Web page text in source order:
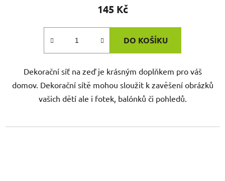
145 Kč
DO KOŠÍKU
Dekorační síť na zeď je krásným doplňkem pro váš
domov. Dekorační sítě mohou sloužit k zavěšení obrázků
vašich dětí ale i fotek, balónků či pohledů.